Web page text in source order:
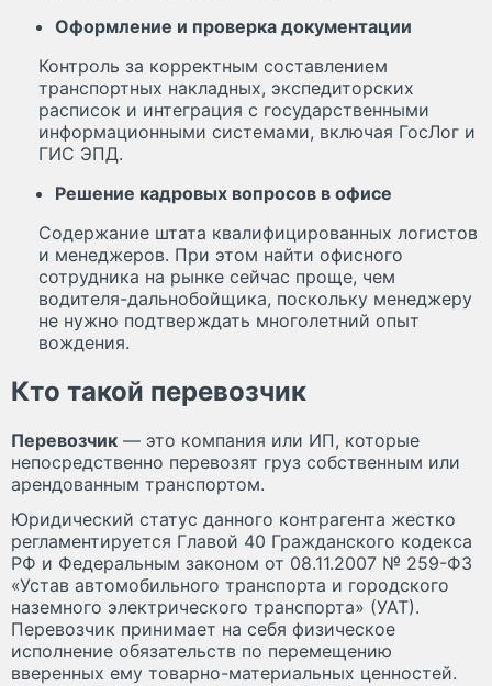
Оформление и проверка документации
Контроль за корректным составлением
транспортных накладных, экспедиторских
расписок и интеграция с государственными
информационными системами, включая ГосЛог и
ГИС ЭПД.
Решение кадровых вопросов в офисе
Содержание штата квалифицированных логистов
и менеджеров. При этом найти офисного
сотрудника на рынке сейчас проще, чем
водителя-дальнобойщика, поскольку менеджеру
не нужно подтверждать многолетний опыт
вождения.
Кто такой перевозчик
Перевозчик — это компания или ИП, которые
непосредственно перевозят груз собственным или
арендованным транспортом.
Юридический статус данного контрагента жестко
регламентируется Главой 40 Гражданского кодекса
РФ и Федеральным законом от 08.11.2007 № 259-ФЗ
«Устав автомобильного транспорта и городского
наземного электрического транспорта» (УАТ).
Перевозчик принимает на себя физическое
исполнение обязательств по перемещению
вверенных ему товарно-материальных ценностей.